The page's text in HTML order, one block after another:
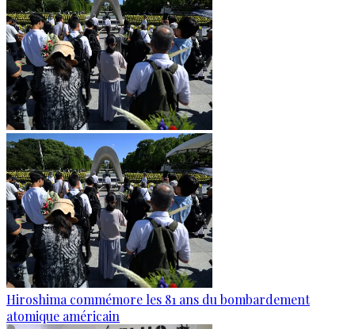
Hiroshima commémore les 81 ans du bombardement
atomique américain